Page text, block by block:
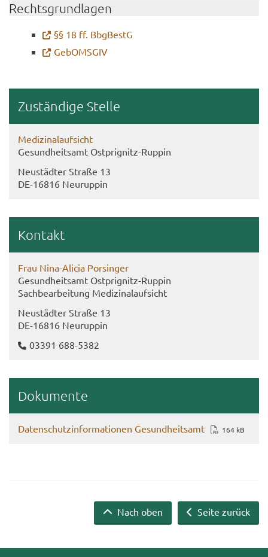
Rechts­grund­la­gen
§§ 18 ff. Bbg­BestG
Ge­bOMS­GIV
Zu­stän­di­ge Stel­le
Me­di­zi­nal­auf­sicht
Ge­sund­heits­amt Ostprignitz-​Ruppin
Neu­städ­ter Stra­ße 13
DE-​16816 Neu­rup­pin
Kon­takt
Frau Nina-​Alicia Por­sin­ger
Ge­sund­heits­amt Ostprignitz-​Ruppin
Sach­be­ar­bei­tung Me­di­zi­nal­auf­sicht
Neu­städ­ter Stra­ße 13
DE-​16816 Neu­rup­pin
03391 688-​5382
Do­ku­men­te
Da­ten­schutz­in­for­ma­tio­nen Ge­sund­heits­amt 164 kB
Seite zurück
Nach oben